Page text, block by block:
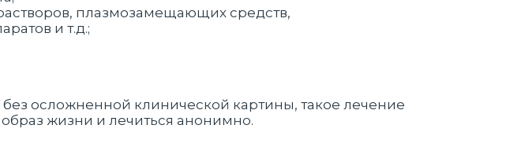
плазмозамещающих средств,
и т.д.;
осложненной клинической картины, такое лечение
жизни и лечиться анонимно.